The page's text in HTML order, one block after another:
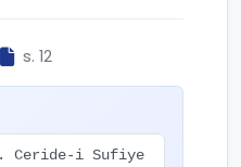
s. 12
Ceride-i Sufiye